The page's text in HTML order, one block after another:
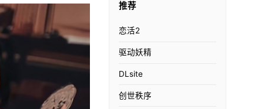
推荐
恋活2
驱动妖精
DLsite
创世秩序